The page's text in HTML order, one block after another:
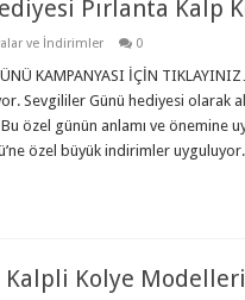
Pırlanta Kalp
ve İndirimler 0
KAMPANYASI İÇİN
Sevgililer Günü hediyesi olarak
özel günün anlamı ve önemine
özel büyük indirimler
Kalpli Kolye Modelleri